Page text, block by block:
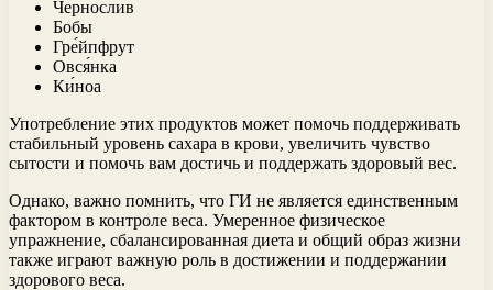
Черносли́в
Бобы
Гре́йпфрут
Овся́нка
Ки́ноа
Употребление этих продуктов может помочь поддерживать
стабильный уровень сахара в крови, увеличить чувство
сытости и помочь вам достичь и поддержать здоровый вес.
Однако, важно помнить, что ГИ не является единственным
фактором в контроле веса. Умеренное физическое
упражнение, сбалансированная диета и общий образ жизни
также играют важную роль в достижении и поддержании
здорового веса.